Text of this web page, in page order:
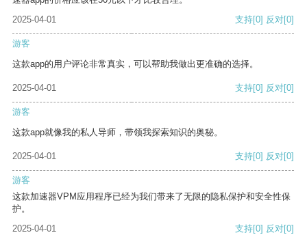
2025-04-01
支持[0] 反对[0]
游客
这款app的用户评论非常真实，可以帮助我做出更准确的选择。
2025-04-01 支持[0] 反对[0]
游客
这款app就像我的私人导师，带领我探索知识的奥秘。
2025-04-01 支持[0] 反对[0]
游客
这款加速器VPM应用程序已经为我们带来了无限的隐私保护和安全性保
护。
2025-04-01
支持[0] 反对[0]